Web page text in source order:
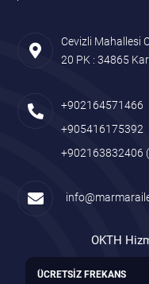
Cevizli Mahallesi
20 PK : 34865
+902164571466
+905416175392
+902163832406
OKTH
ÜCRETSİZ FREKANS